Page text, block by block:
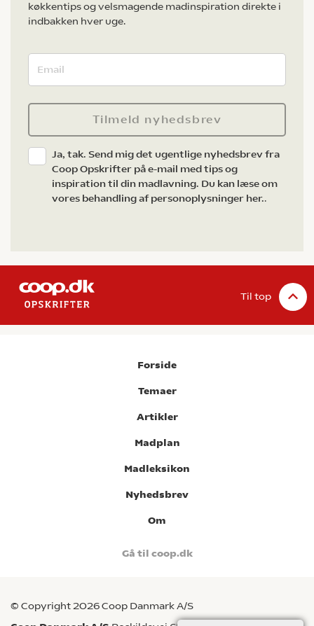
køkkentips og velsmagende madinspiration direkte i
indbakken hver uge.
Tilmeld nyhedsbrev
Ja, tak. Send mig det ugentlige nyhedsbrev fra
Coop Opskrifter på e-mail med tips og
inspiration til din madlavning. Du kan læse om
vores behandling af personoplysninger her..
Til top
Forside
Temaer
Artikler
Madplan
Madleksikon
Nyhedsbrev
Om
Gå til coop.dk
© Copyright 2026 Coop Danmark A/S